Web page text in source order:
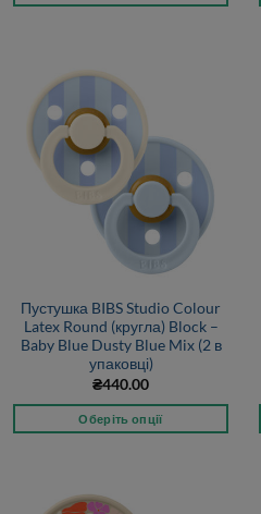
Пустушка BIBS Studio Colour
Latex Round (кругла) Block –
Baby Blue Dusty Blue Mix (2 в
упаковці)
₴440.00
Оберіть опції